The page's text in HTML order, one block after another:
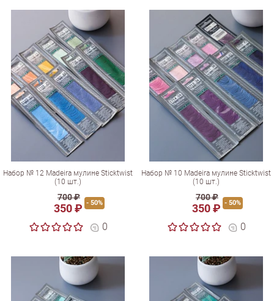
Набор № 12 Madeira мулине Sticktwist
(10 шт.)
700 ₽
350 ₽ - 50%
0
Набор № 10 Madeira мулине Sticktwist
(10 шт.)
700 ₽
350 ₽ - 50%
0